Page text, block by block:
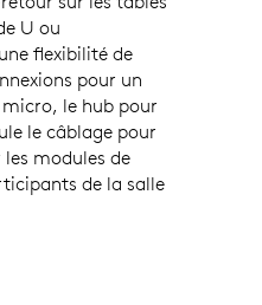
U ou
flexibilité de
pour un
le hub pour
le câblage pour
modules de
de la salle